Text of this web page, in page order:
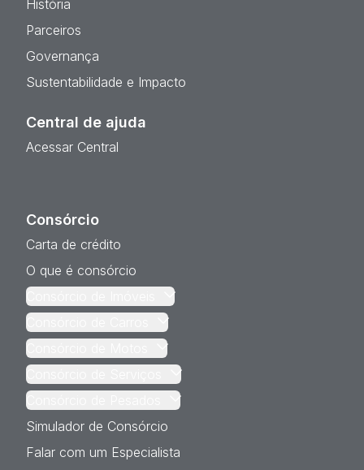
História
Parceiros
Governança
Sustentabilidade e Impacto
Central de ajuda
Acessar Central
Consórcio
Carta de crédito
O que é consórcio
Consórcio de Imóveis
Consórcio de Carros
Consórcio de Motos
Consórcio de Serviços
Consórcio de Pesados
Simulador de Consórcio
Falar com um Especialista